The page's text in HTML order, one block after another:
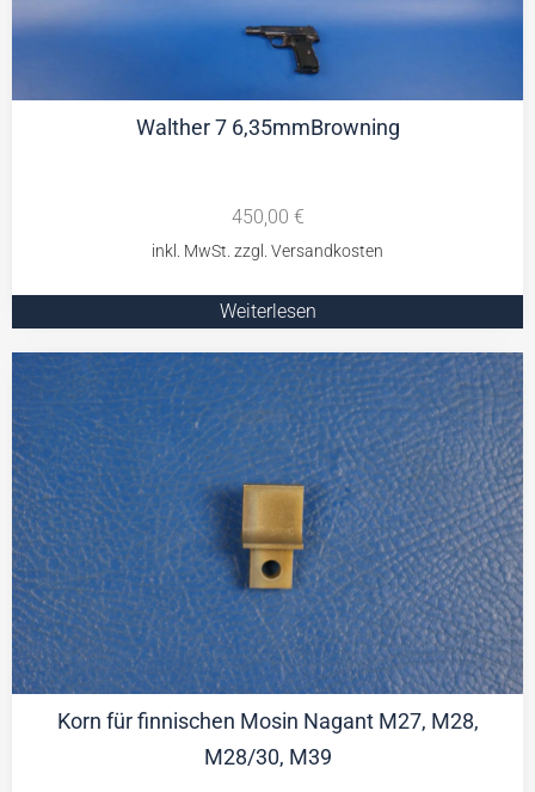
Walther 7 6,35mmBrowning
450,00 €
Weiterlesen
Korn für finnischen Mosin Nagant M27, M28,
M28/30, M39